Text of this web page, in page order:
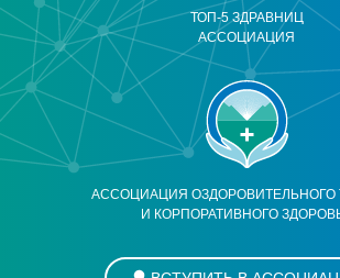
АССОЦИАЦИЯ ОЗДОРОВИТЕЛЬНОГО
И КОРПОРАТИВНОГО
ТОП-5 ЗДРАВНИЦ
АССОЦИАЦИЯ